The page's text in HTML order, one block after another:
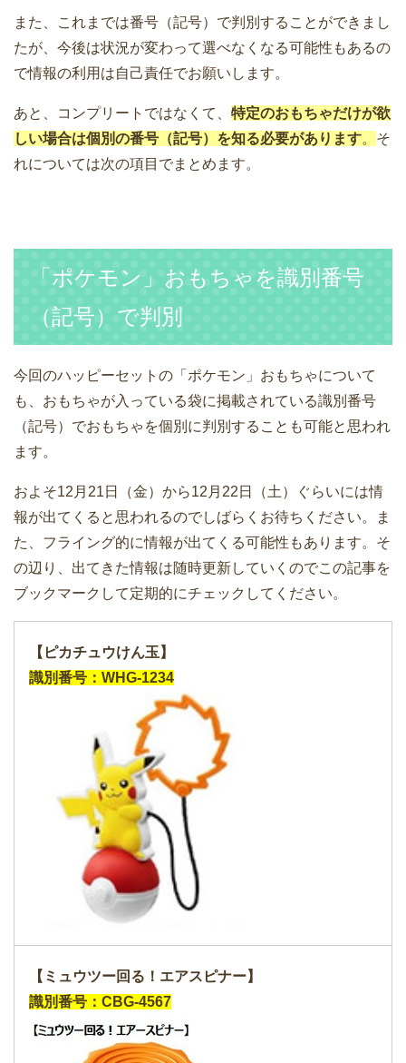
また、これまでは番号（記号）で判別することができまし
たが、今後は状況が変わって選べなくなる可能性もあるの
で情報の利用は自己責任でお願いします。
あと、コンプリートではなくて、 特定のおもちゃだけが欲
しい場合は個別の番号（記号）を知る必要があります。 そ
れについては次の項目でまとめます。
「ポケモン」おもちゃを識別番号
（記号）で判別
今回のハッピーセットの「ポケモン」おもちゃについて
も、おもちゃが入っている袋に掲載されている識別番号
（記号）でおもちゃを個別に判別することも可能と思われ
ます。
およそ12月21日（金）から12月22日（土）ぐらいには情
報が出てくると思われるのでしばらくお待ちください。ま
た、フライング的に情報が出てくる可能性もあります。そ
の辺り、出てきた情報は随時更新していくのでこの記事を
ブックマークして定期的にチェックしてください。
【ピカチュウけん玉】
識別番号：WHG-1234
【ミュウツー回る！エアスピナー】
識別番号：CBG-4567